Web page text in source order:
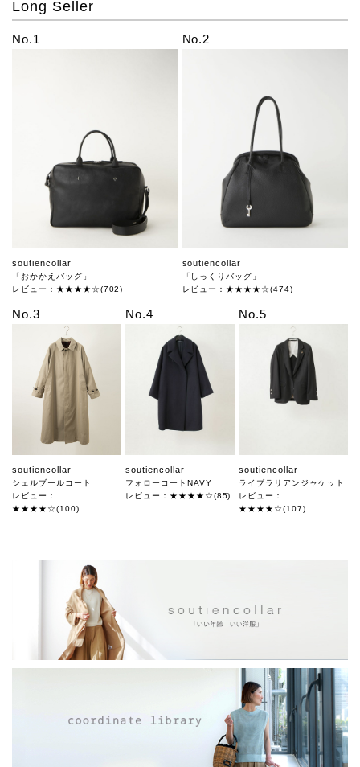
Long Seller
No.1
soutiencollar
「おかかえバッグ」
レビュー：★★★★☆(702)
No.2
soutiencollar
「しっくりバッグ」
レビュー：★★★★☆(474)
No.3
soutiencollar
シェルブールコート
レビュー：
★★★★☆(100)
No.4
soutiencollar
フォローコートNAVY
レビュー：★★★★☆(85)
No.5
soutiencollar
ライブラリアンジャケット
レビュー：
★★★★☆(107)